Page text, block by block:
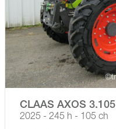
CLAAS AXOS 3.105
2025 - 245 h - 105 ch